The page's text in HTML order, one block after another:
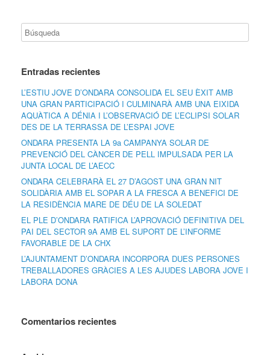
Entradas recientes
L’ESTIU JOVE D’ONDARA CONSOLIDA EL SEU ÈXIT AMB
UNA GRAN PARTICIPACIÓ I CULMINARÀ AMB UNA EIXIDA
AQUÀTICA A DÉNIA I L’OBSERVACIÓ DE L’ECLIPSI SOLAR
DES DE LA TERRASSA DE L’ESPAI JOVE
ONDARA PRESENTA LA 9a CAMPANYA SOLAR DE
PREVENCIÓ DEL CÀNCER DE PELL IMPULSADA PER LA
JUNTA LOCAL DE L’AECC
ONDARA CELEBRARÀ EL 27 D’AGOST UNA GRAN NIT
SOLIDÀRIA AMB EL SOPAR A LA FRESCA A BENEFICI DE
LA RESIDÈNCIA MARE DE DÉU DE LA SOLEDAT
EL PLE D’ONDARA RATIFICA L’APROVACIÓ DEFINITIVA DEL
PAI DEL SECTOR 9A AMB EL SUPORT DE L’INFORME
FAVORABLE DE LA CHX
L’AJUNTAMENT D’ONDARA INCORPORA DUES PERSONES
TREBALLADORES GRÀCIES A LES AJUDES LABORA JOVE I
LABORA DONA
Comentarios recientes